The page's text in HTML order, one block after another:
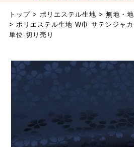
トップ ポリエステル生地
無地・
ポリエステル生地 W巾 サテンジャ
単位 切り売り